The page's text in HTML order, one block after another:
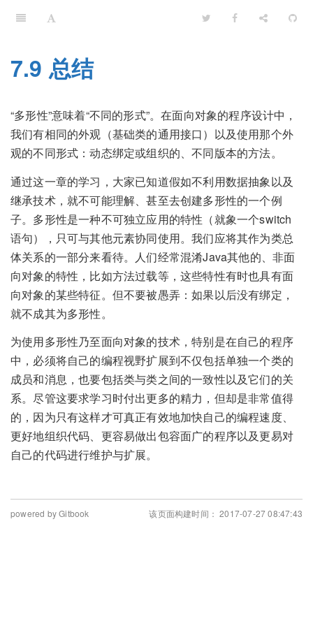
7.9 总结
“多形性”意味着“不同的形式”。在面向对象的程序设计中，
我们有相同的外观（基础类的通用接口）以及使用那个外
观的不同形式：动态绑定或组织的、不同版本的方法。
通过这一章的学习，大家已知道假如不利用数据抽象以及
继承技术，就不可能理解、甚至去创建多形性的一个例
子。多形性是一种不可独立应用的特性（就象一个switch
语句），只可与其他元素协同使用。我们应将其作为类总
体关系的一部分来看待。人们经常混淆Java其他的、非面
向对象的特性，比如方法过载等，这些特性有时也具有面
向对象的某些特征。但不要被愚弄：如果以后没有绑定，
就不成其为多形性。
为使用多形性乃至面向对象的技术，特别是在自己的程序
中，必须将自己的编程视野扩展到不仅包括单独一个类的
成员和消息，也要包括类与类之间的一致性以及它们的关
系。尽管这要求学习时付出更多的精力，但却是非常值得
的，因为只有这样才可真正有效地加快自己的编程速度、
更好地组织代码、更容易做出包容面广的程序以及更易对
自己的代码进行维护与扩展。
powered by Gitbook 该页面构建时间： 2017-07-27 08:47:43